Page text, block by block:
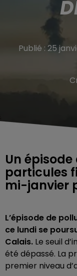
Publié : 25
Un
particules
mi-janvier
L’épisode de
ce lundi se
Calais. Le seuil
été dépassé. La
premier niveau